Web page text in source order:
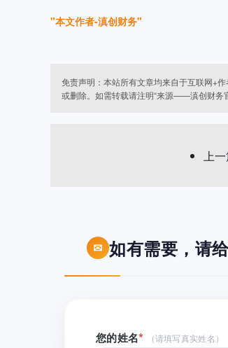
本文作者-滇创财务
免责声明：本站所有文章均来自于互联网+
或删除。如需转载请注明“来源——滇创财务
上
如有需要，请
您的姓名* （请填写真实姓名）